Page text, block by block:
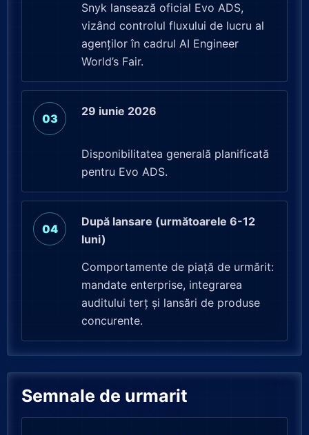
Snyk lansează oficial Evo ADS,
vizând controlul fluxului de lucru al
agenților în cadrul AI Engineer
World’s Fair.
29 iunie 2026
Disponibilitatea generală planificată
pentru Evo ADS.
După lansare (următoarele 6-12
luni)
Comportamente de piață de urmărit:
mandate enterprise, integrarea
auditului terț și lansări de produse
concurente.
Semnale de urmarit